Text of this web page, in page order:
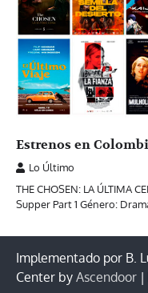
Estrenos en
Lo Último
THE CHOSEN: LA ÚLTIMA
Supper Part 1 Género:
Implementado por B.
Center by Ascendoor |